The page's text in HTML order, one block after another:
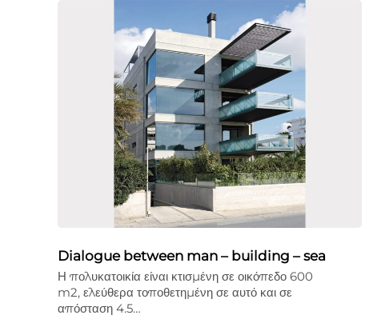
Dialogue between man – building – sea
Η πολυκατοικία είναι κτισμένη σε οικόπεδο 600
m2, ελεύθερα τοποθετημένη σε αυτό και σε
απόσταση 4.5…